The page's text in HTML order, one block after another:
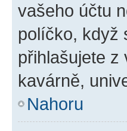
vašeho účtu
políčko, když
přihlašujete z
kavárně,
Nahoru